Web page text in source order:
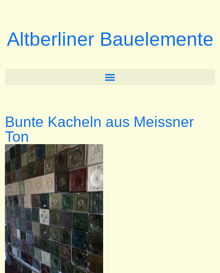
Altberliner Bauelemente
Bunte Kacheln aus Meissner
Ton